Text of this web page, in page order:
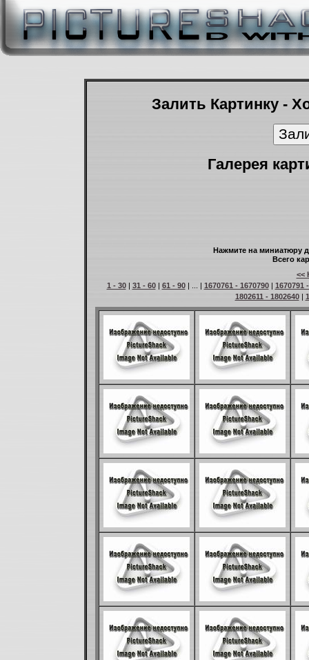
Залить Картинку -
Галерея
Нажмите на миниатюру
Всего
<<
1 - 30| 31 - 60| 61 - 90| ... | 1670761 - 1670790| 1670791
1802611 - 1802640|